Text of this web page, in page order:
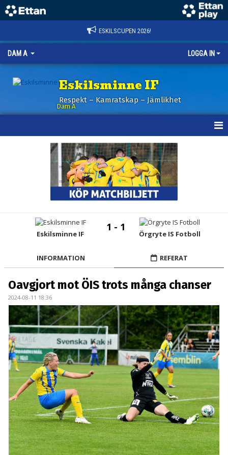
ESKILSCUPEN 2026!
DAM A LOGGA IN
Eskilsminne IF
Respekt – Kamratskap – Jämlikhet
Dam A
BILDGALLERI
DOKUMENT
MATCHER
DIV. 1 SÖDRA
DAM AKADEMI - DIVISION 2
Eskilsminne IF
1 - 1
Örgryte IS Fotboll
INFORMATION REFERAT
Oavgjort mot ÖIS trots många chanser
2024-08-11 18:36